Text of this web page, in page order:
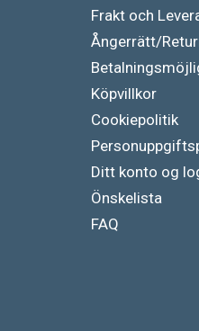
Frakt och
Ångerrätt/
Köpvillkor
Cookiepolitik
Ditt konto og
Önskelista
FAQ